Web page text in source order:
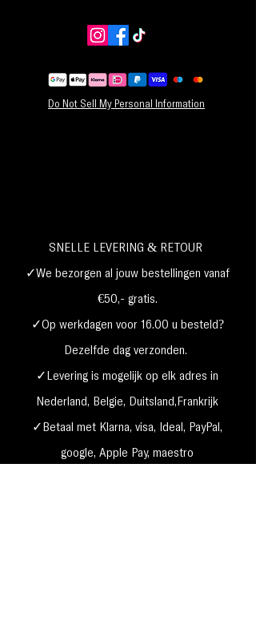
Do Not Sell My Personal Information
SNELLE LEVERING & RETOUR
✓We bezorgen al jouw bestellingen vanaf
€50,- gratis.
✓Op werkdagen voor 16.00 u besteld?
Dezelfde dag verzonden.
✓Levering is mogelijk op elk adres in
Nederland, België, Duitsland,Frankrijk
✓Betaal met Klarna, visa, Ideal, PayPal,
google, Apple Pay, maestro